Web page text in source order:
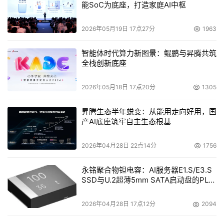
能SoC为底座，打造家庭AI中枢
2026年05月19日 17点27分 1963
智能体时代算力新图景：鲲鹏与昇腾共筑
全栈创新底座
2026年05月18日 17点20分 1305
昇腾生态半年蜕变：从能用走向好用，国
产AI底座筑牢自主生态根基
2026年04月28日 22点14分 1756
永铭聚合物钽电容：AI服务器E1.S/E3.S
SSD与U.2超薄5mm SATA启动盘的PLP
2026年04月28日 17点12分 2094